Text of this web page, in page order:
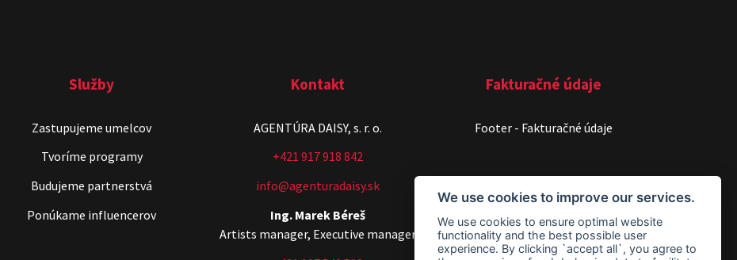
Služby
Zastupujeme umelcov
Tvoríme programy
Budujeme partnerstvá
Ponúkame influencerov
Kontakt
AGENTÚRA DAISY, s. r. o.
+421 917 918 842
info@agenturadaisy.sk
Ing. Marek Béreš
Artists manager, Executive manager
Fakturačné údaje
Footer - Fakturačné údaje
We use cookies to improve our services.
We use cookies to ensure optimal website
functionality and the best possible user
experience. By clicking `accept all`, you agree to